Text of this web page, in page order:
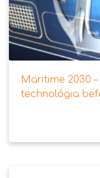
Maritime 2030
technológia